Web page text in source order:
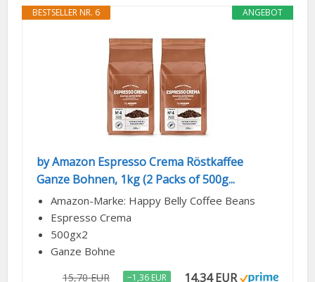
ANGEBOT
BESTSELLER NR. 6
by Amazon Espresso Crema Röstkaffee
Ganze Bohnen, 1kg (2 Packs of 500g...
Amazon-Marke: Happy Belly Coffee Beans
Espresso Crema
500gx2
Ganze Bohne
15,70 EUR −1,36 EUR 14,34 EUR